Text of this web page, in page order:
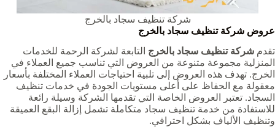
شركة تنظيف سجاد بالخرج
عروض شركة تنظيف سجاد بالخرج
تقدم شركة تنظيف سجاد بالخرج التابعة لشركة الرحمة للخدمات
المنزلية مجموعة متنوعة من العروض التي تناسب جميع العملاء في
الخرج. تهدف هذه العروض إلى تلبية احتياجات العملاء المختلفة بأسعار
معقولة مع الحفاظ على أعلى مستويات الجودة في خدمات تنظيف
السجاد. تعتبر العروض الخاصة التي تقدمها الشركة وسيلة رائعة
للاستفادة من خدمة تنظيف سجاد متكاملة تشمل إزالة البقع العميقة
وتنظيف الألياف بشكل احترافي.